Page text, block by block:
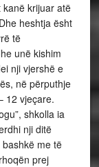
krijuar atë
heshtja ësht
të
unë kishim
nji vjershë e
në përputhje
12 vjeçare.
shkolla ia
nji ditë
me të
prej